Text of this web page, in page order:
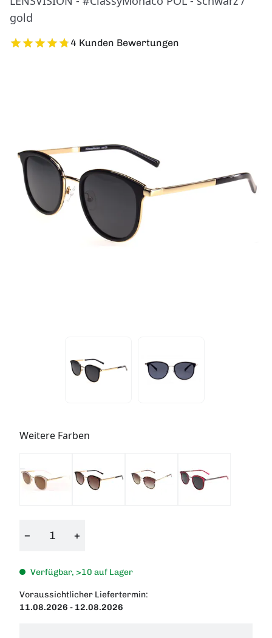
gold
4 Kunden Bewertungen
Weitere Farben
− +
Verfügbar, >10 auf Lager
Voraussichtlicher Liefertermin:
11.08.2026 - 12.08.2026